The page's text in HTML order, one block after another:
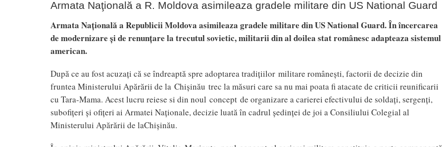
Armata Naţională a R. Moldova asimileaza gradele militare din US National Guard
Armata Naţională a Republicii Moldova asimileaza gradele militare din US National Guard. În încercarea
de modernizare şi de renunţare la trecutul sovietic, militarii din al doilea stat românesc adapteaza sistemul
american.
După ce au fost acuzaţi că se îndreaptă spre adoptarea tradiţiilor militare româneşti, factorii de decizie din
fruntea Ministerului Apărării de la Chişinău trec la măsuri care sa nu mai poata fi atacate de criticii reunificarii
cu Tara-Mama. Acest lucru reiese si din noul concept de organizare a carierei efectivului de soldaţi, sergenţi,
subofiţeri şi ofiţeri ai Armatei Naţionale, decizie luată în cadrul şedinţei de joi a Consiliului Colegial al
Ministerului Apărării de laChişinău.